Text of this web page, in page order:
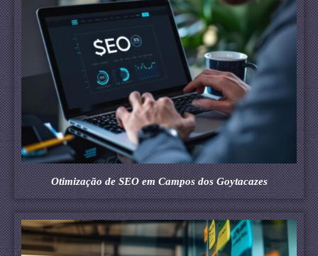
Otimização de SEO em Campos dos Goytacazes